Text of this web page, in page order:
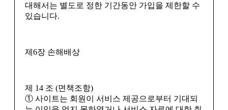
대해서는 별도로 정한 기간동안 가입을 제한할 수
있습니다.
제6장 손해배상
제 14 조 (면책조항)
① 사이트는 회원이 서비스 제공으로부터 기대되